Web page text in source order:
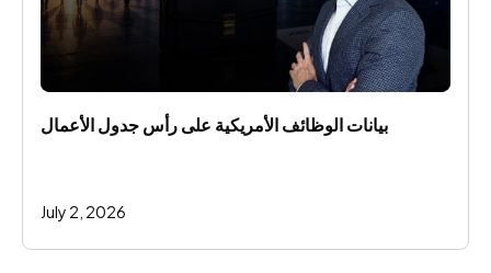
بيانات الوظائف الأمريكية على رأس جدول الأعمال
July 2, 2026